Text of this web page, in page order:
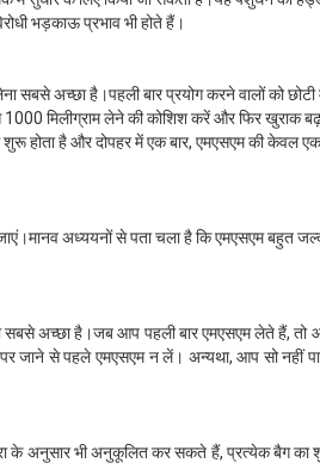
भड़काऊ प्रभाव भी होते हैं।
अच्छा है।पहली बार प्रयोग करने वालों को छोटी
1000 मिलीग्राम लेने की कोशिश करें और फिर खुराक
होता है और दोपहर में एक बार, एमएसएम की केवल
अध्ययनों से पता चला है कि एमएसएम बहुत
सबसे अच्छा है।जब आप पहली बार एमएसएम लेते हैं,
जाने से पहले एमएसएम न लें। अन्यथा, आप सो नहीं
के अनुसार भी अनुकूलित कर सकते हैं, प्रत्येक बैग का